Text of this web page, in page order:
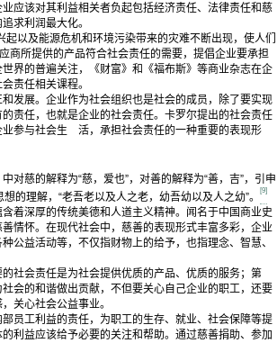
该对其利益相关者负起包括经济责任、法律责任和慈
求利润最大化。
以及能源危机和环境污染带来的灾难不断出现，使人们
商所提供的产品符合社会责任的需要，提倡企业要承担
界的普遍关注，《财富》和《福布斯》等商业杂志在企
责任相关课程。
展。企业作为社会组织也是社会的成员，除了要实现
责任，也就是企业的社会责任。卡罗尔提出的社会责任
参与社会生 活，承担社会责任的一种重要的表现形
慈的解释为“慈，爱也”，对善的解释为“善，吉”，引申
的理解，“老吾老以及人之老，幼吾幼以及人之幼”。
[9]
着深厚的传统美德和人道主义精神。闻名于中国商业史
情怀。在现代社会中，慈善的表现形式丰富多彩，企业
公益活动等，不仅指财物上的给予，也指理念、智慧、
会责任是为社会提供优质的产品、优质的服务；第
会的和谐做出贡献，不但要关心自己企业的职工，还要
关心社会公益事业。
工利益的责任，为职工的生存、就业、社会保障等提
利益应该给予必要的关注和帮助。通过慈善捐助、参加